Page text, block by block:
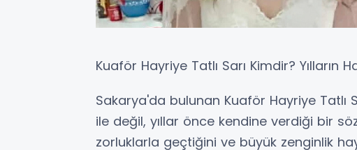
Kuaför Hayriye Tatlı Sarı Kimdir? Yılların
​Sakarya'da bulunan Kuaför Hayriye Tatlı
ile değil, yıllar önce kendine verdiği bir
zorluklarla geçtiğini ve büyük zenginlik